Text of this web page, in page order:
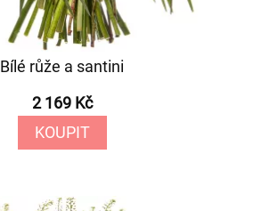
Bílé růže a santini
2 169 Kč
KOUPIT